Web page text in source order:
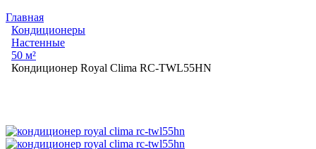
Главная
Кондиционеры
Настенные
50 м²
Кондиционер Royal Clima RC-TWL55HN